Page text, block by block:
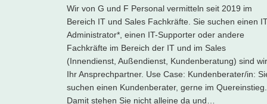
Wir von G und F Personal vermitteln seit 2019 im
Bereich IT und Sales Fachkräfte. Sie suchen einen
Administrator*, einen IT-Supporter oder andere
Fachkräfte im Bereich der IT und im Sales
(Innendienst, Außendienst, Kundenberatung) sind wir
Ihr Ansprechpartner. Use Case: Kundenberater/in:
suchen einen Kundenberater, gerne im Quereinstieg.
Damit stehen Sie nicht alleine da und…